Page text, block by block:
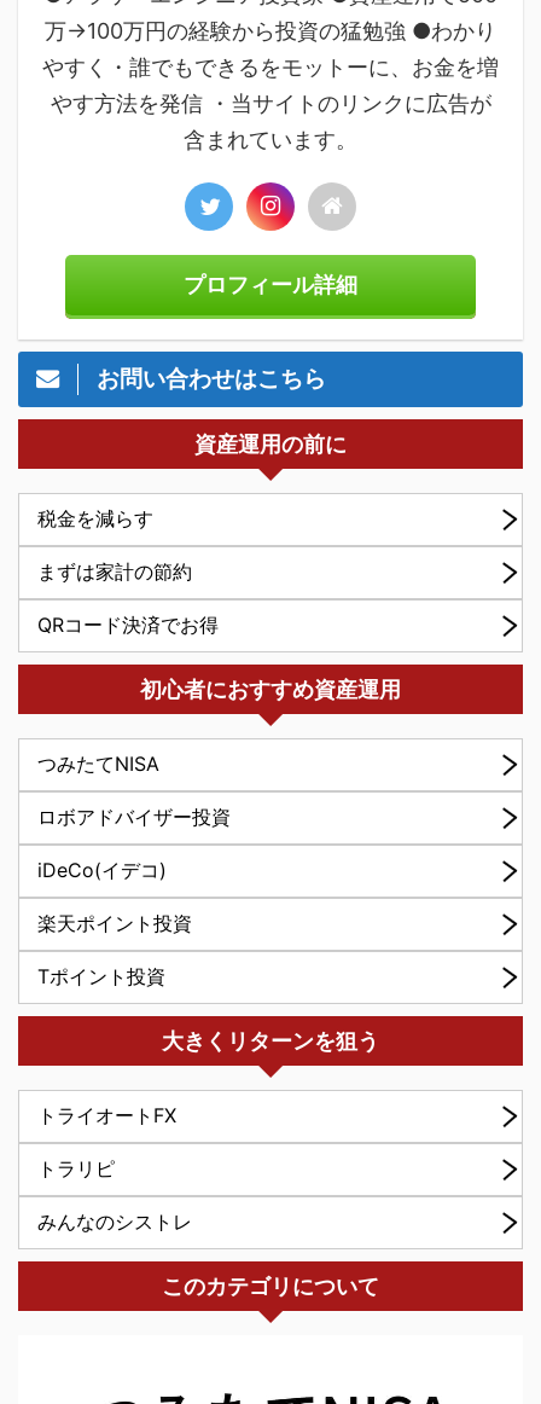
万→100万円の経験から投資の猛勉強 ●わかり
やすく・誰でもできるをモットーに、お金を増
やす方法を発信 ・当サイトのリンクに広告が
含まれています。
プロフィール詳細
お問い合わせはこちら
資産運用の前に
税金を減らす
まずは家計の節約
QRコード決済でお得
初心者におすすめ資産運用
つみたてNISA
ロボアドバイザー投資
iDeCo(イデコ)
楽天ポイント投資
Tポイント投資
大きくリターンを狙う
トライオートFX
トラリピ
みんなのシストレ
このカテゴリについて